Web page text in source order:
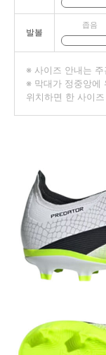
발볼
좁음
※ 사이즈 안내는
※ 막대가 정중앙에
위치하면 한 사이